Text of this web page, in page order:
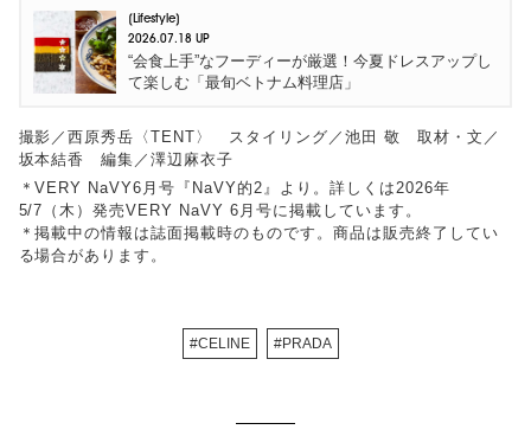
Lifestyle
2026.07.18 UP
“会食上手”なフーディーが厳選！今夏ドレスアップし
て楽しむ「最旬ベトナム料理店」
撮影／西原秀岳〈TENT〉 スタイリング／池田 敬 取材・文／
坂本結香 編集／澤辺麻衣子
＊VERY NaVY6月号『NaVY的2』より。詳しくは2026年
5/7（木）発売VERY NaVY 6月号に掲載しています。
＊掲載中の情報は誌面掲載時のものです。商品は販売終了してい
る場合があります。
#CELINE #PRADA